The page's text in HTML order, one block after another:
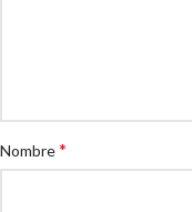
Nombre*